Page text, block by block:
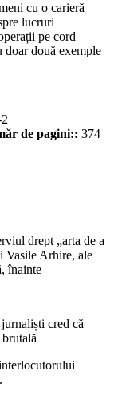
cu o carieră
lucruri
pe cord
doar două exemple
de pagini:: 374
drept „arta de a
Vasile Arhire, ale
înainte
cred că